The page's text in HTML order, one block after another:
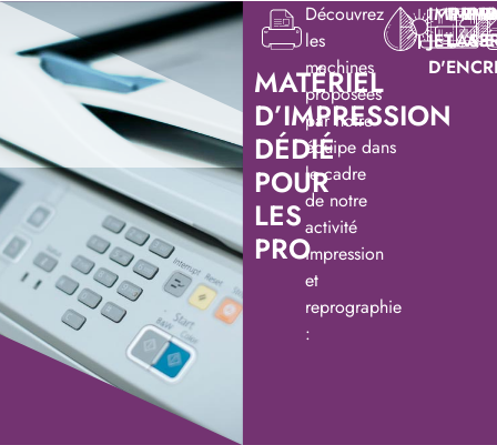
MATÉRIEL
D’IMPRESSION
DÉDIÉ
POUR
LES
PRO
Découvrez
les
machines
proposées
par notre
équipe dans
le cadre
de notre
activité
impression
et
reprographie
:
JET A3